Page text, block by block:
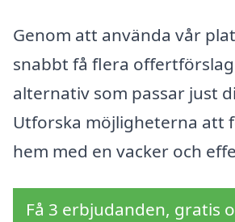
Genom att använda vår
snabbt få flera
alternativ som passar just
Utforska möjligheterna att
hem med en vacker och
Få 3 erbjudanden, gratis